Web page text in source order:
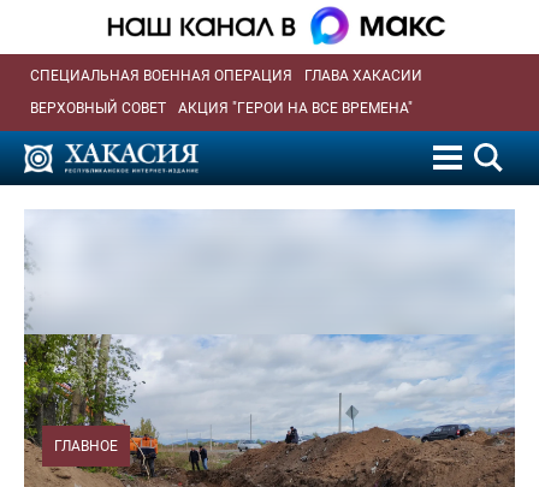
СПЕЦИАЛЬНАЯ ВОЕННАЯ ОПЕРАЦИЯ
ГЛАВА ХАКАСИИ
ВЕРХОВНЫЙ СОВЕТ
АКЦИЯ "ГЕРОИ НА ВСЕ ВРЕМЕНА"
ГЛАВНОЕ